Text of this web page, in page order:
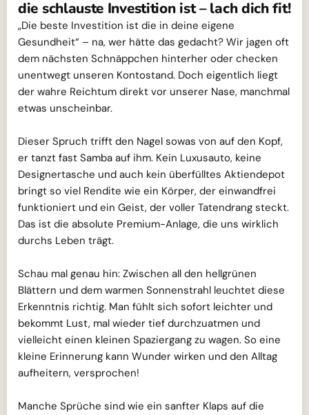
die schlauste Investition ist – lach dich fit!
„Die beste Investition ist die in deine eigene
Gesundheit“ – na, wer hätte das gedacht? Wir jagen oft
dem nächsten Schnäppchen hinterher oder checken
unentwegt unseren Kontostand. Doch eigentlich liegt
der wahre Reichtum direkt vor unserer Nase, manchmal
etwas unscheinbar.
Dieser Spruch trifft den Nagel sowas von auf den Kopf,
er tanzt fast Samba auf ihm. Kein Luxusauto, keine
Designertasche und auch kein überfülltes Aktiendepot
bringt so viel Rendite wie ein Körper, der einwandfrei
funktioniert und ein Geist, der voller Tatendrang steckt.
Das ist die absolute Premium-Anlage, die uns wirklich
durchs Leben trägt.
Schau mal genau hin: Zwischen all den hellgrünen
Blättern und dem warmen Sonnenstrahl leuchtet diese
Erkenntnis richtig. Man fühlt sich sofort leichter und
bekommt Lust, mal wieder tief durchzuatmen und
vielleicht einen kleinen Spaziergang zu wagen. So eine
kleine Erinnerung kann Wunder wirken und den Alltag
aufheitern, versprochen!
Manche Sprüche sind wie ein sanfter Klaps auf die